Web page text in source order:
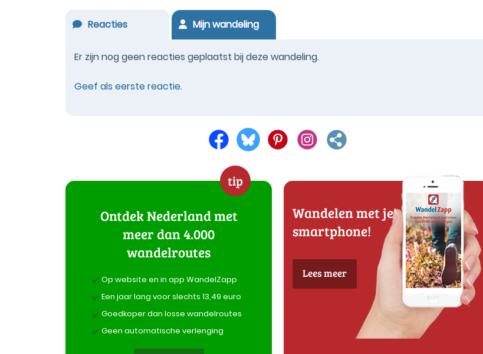
Reacties Mijn wandeling
Er zijn nog geen reacties geplaatst bij deze wandeling.
Geef als eerste reactie.
tip
Ontdek Nederland met
meer dan 4.000
wandelroutes
Op website en in app WandelZapp
Een jaar lang voor slechts 13,49 euro
Goedkoper dan losse wandelroutes
Geen automatische verlenging
Wandelen met je
smartphone!
Lees meer